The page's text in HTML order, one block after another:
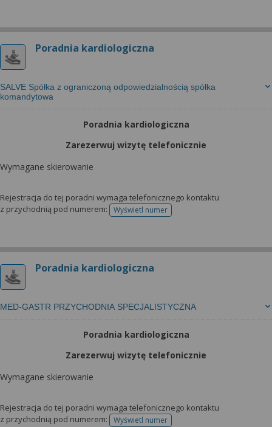
Poradnia kardiologiczna
SALVE Spółka z ograniczoną odpowiedzialnością spółka
komandytowa
Poradnia kardiologiczna
Zarezerwuj wizytę telefonicznie
Wymagane skierowanie
Rejestracja do tej poradni wymaga telefonicznego kontaktu
z przychodnią pod numerem:
Wyświetl numertelefonu do rejestracji
Poradnia kardiologiczna
MED-GASTR PRZYCHODNIA SPECJALISTYCZNA
Poradnia kardiologiczna
Zarezerwuj wizytę telefonicznie
Wymagane skierowanie
Rejestracja do tej poradni wymaga telefonicznego kontaktu
z przychodnią pod numerem:
Wyświetl numertelefonu do rejestracji